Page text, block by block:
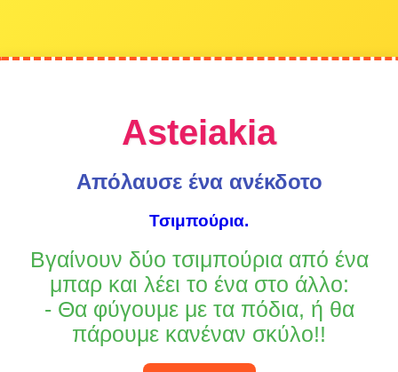
Asteiakia
Απόλαυσε ένα ανέκδοτο
Τσιμπούρια.
Βγαίνουν δύο τσιμπούρια από ένα
μπαρ και λέει το ένα στο άλλο:
- Θα φύγουμε με τα πόδια, ή θα
πάρουμε κανέναν σκύλο!!